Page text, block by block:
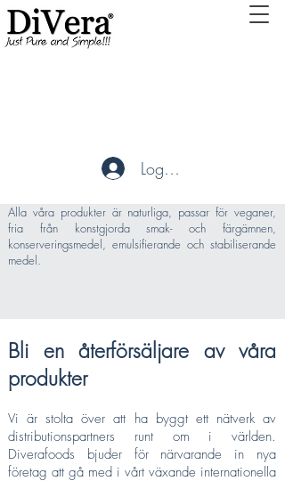
Logga in
Pure & Simple produkter är fria från gluten, laktos,
nötter och jordnötter. Tryffelito´s produkter är fria från
Alla våra produkter är naturliga, passar för veganer,
fria från konstgjorda smak- och färgämnen,
konserveringsmedel, emulsifierande och stabiliserande
medel.
Bli en återförsäljare av våra
produkter
Vi är stolta över att ha byggt ett nätverk av
distributionspartners runt om i världen.
Diverafoods bjuder för närvarande in nya
företag att gå med i vårt växande internationella